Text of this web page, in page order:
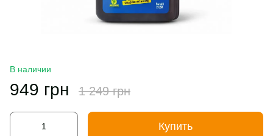
В наличии
949 грн 1 249 грн
Купить